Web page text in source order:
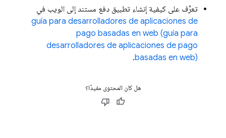
تعرَّف على كيفية إنشاء تطبيق دفع مستند إلى الويب في
guía para desarrolladores de aplicaciones de
pago basadas en web (guía para
desarrolladores de aplicaciones de pago
basadas en web)
.
هل كان المحتوى مفيدًا؟